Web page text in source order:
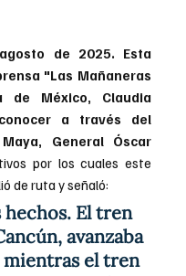
de 2025. Esta
"Las Mañaneras
de México, Claudia
a través del
General Óscar
por los cuales este
de ruta y señaló:
hechos. El tren
avanzaba
el tren